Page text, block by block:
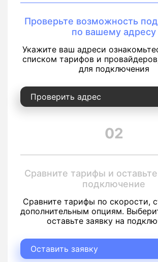
Проверьте возможность
по вашему адресу
Укажите ваш адреси
списком тарифов и
для подключения
Проверить адрес
02
Сравните тарифы и оставьте
подключение
Сравните тарифы по скорости,
дополнительным опциям.
оставьте заявку на
Оставить заявку